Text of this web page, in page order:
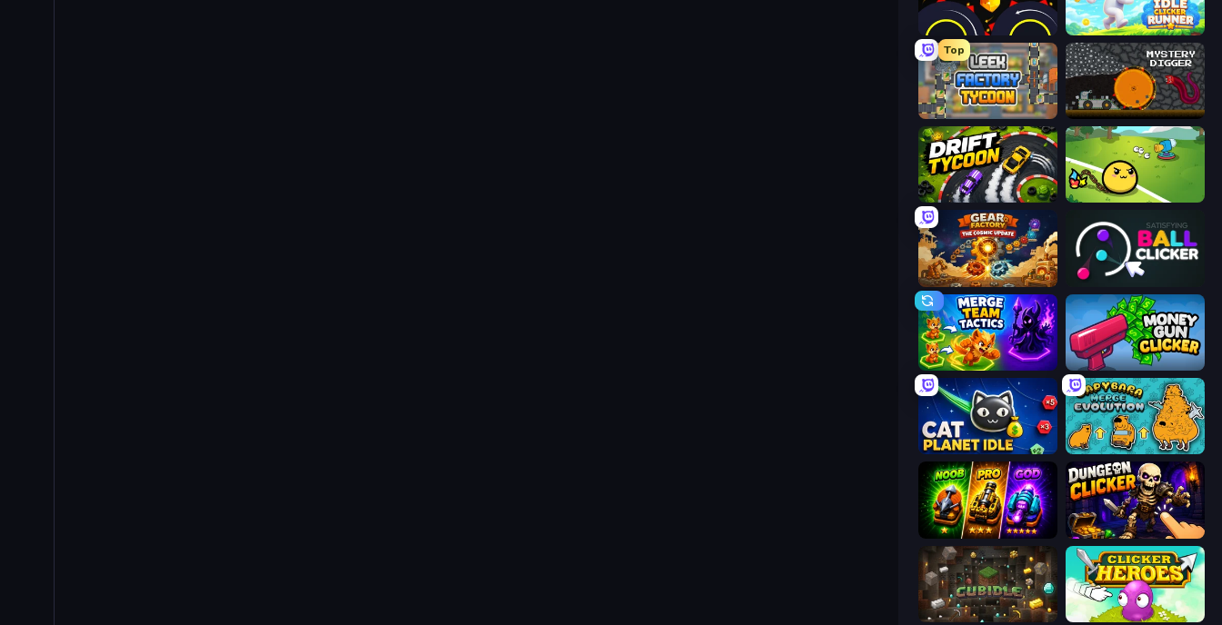
Crusher Clicker Idle Clicker Runner
Top
Leek Factory Tycoon Mystery Digger
Drift Tycoon Monster Mixer Idle
Gear Factory Satisfying Ball Clicker
Merge Team Tactics Money Gun Clicker
Cat Planet Idle Capybara Merge Evolution
Merge Survival Dungeon Clicker
Cubidle Clicker Heroes